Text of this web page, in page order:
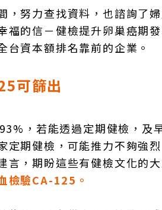
，努力查找資料，也諮詢了
福的信－健檢提升卵巢癌期
台資本額排名靠前的企業。
可篩出
，若能透過定期健檢，及
定期健檢，可能推力不夠強
，期盼這些有健檢文化的
檢驗CA-125 。